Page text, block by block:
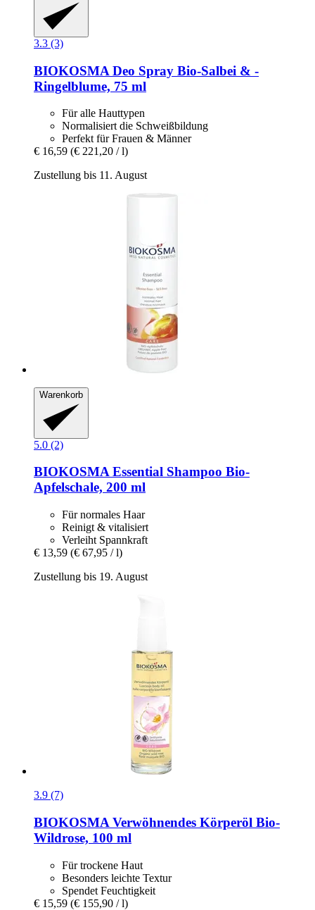
3.3 (3)
BIOKOSMA Deo Spray Bio-​Salbei & -​
Ringelblume, 75 ml
Für alle Hauttypen
Normalisiert die Schweißbildung
Perfekt für Frauen & Männer
€ 16,59 (€ 221,20 / l)
Zustellung bis 11. August
Warenkorb
5.0 (2)
BIOKOSMAEssential Shampoo Bio-​
Apfelschale, 200 ml
Für normales Haar
Reinigt & vitalisiert
Verleiht Spannkraft
€ 13,59 (€ 67,95 / l)
Zustellung bis 19. August
3.9 (7)
BIOKOSMA Verwöhnendes Körperöl Bio-​
Wildrose, 100 ml
Für trockene Haut
Besonders leichte Textur
Spendet Feuchtigkeit
€ 15,59 (€ 155,90 / l)